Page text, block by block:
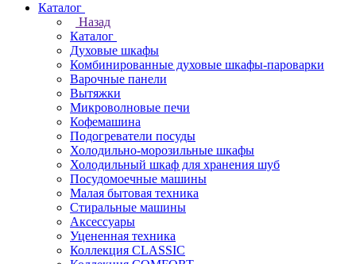
Каталог
Назад
Каталог
Духовые шкафы
Комбинированные духовые шкафы-пароварки
Варочные панели
Вытяжки
Микроволновые печи
Кофемашина
Подогреватели посуды
Холодильно-морозильные шкафы
Холодильный шкаф для хранения шуб
Посудомоечные машины
Малая бытовая техника
Стиральные машины
Аксессуары
Уцененная техника
Коллекция CLASSIC